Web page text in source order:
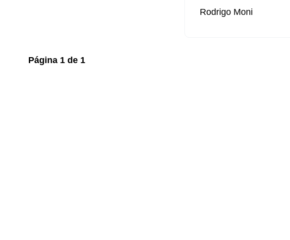
Rodrigo Moni
Página 1 de 1